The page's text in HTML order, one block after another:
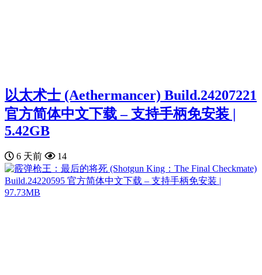
以太术士 (Aethermancer) Build.24207221
官方简体中文下载 – 支持手柄免安装 |
5.42GB
6 天前 14